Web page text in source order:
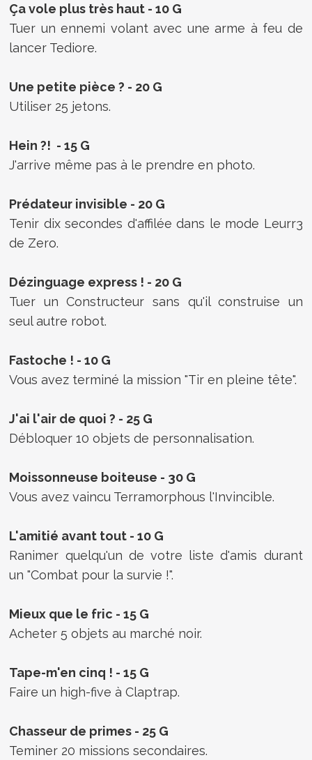
Ça vole plus très haut - 10 G
Tuer un ennemi volant avec une arme à feu de
lancer Tediore.
Une petite pièce ? - 20 G
Utiliser 25 jetons.
Hein ?! - 15 G
J'arrive même pas à le prendre en photo.
Prédateur invisible - 20 G
Tenir dix secondes d'affilée dans le mode Leurr3
de Zero.
Dézinguage express ! - 20 G
Tuer un Constructeur sans qu'il construise un
seul autre robot.
Fastoche ! - 10 G
Vous avez terminé la mission "Tir en pleine tête".
J'ai l'air de quoi ? - 25 G
Débloquer 10 objets de personnalisation.
Moissonneuse boiteuse - 30 G
Vous avez vaincu Terramorphous l'Invincible.
L'amitié avant tout - 10 G
Ranimer quelqu'un de votre liste d'amis durant
un "Combat pour la survie !".
Mieux que le fric - 15 G
Acheter 5 objets au marché noir.
Tape-m'en cinq ! - 15 G
Faire un high-five à Claptrap.
Chasseur de primes - 25 G
Teminer 20 missions secondaires.